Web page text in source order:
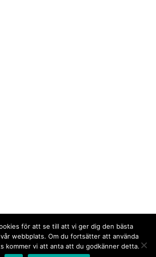
för att se till att vi ger dig den bästa
webbplats. Om du fortsätter att använda
kommer vi att anta att du godkänner detta.